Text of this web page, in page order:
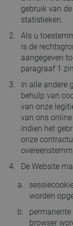
gebruik van
statistieken.
Als u
is de
aangegeven
paragraaf 1
In alle andere
behulp van
van onze
van ons
indien het
onze
De Website
worden
browser